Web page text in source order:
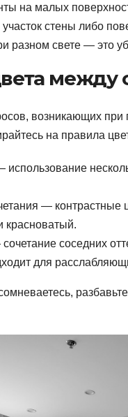
на малых
стены либо
разном свете — это
между
возникающих
на правила
— контрастные
красноватый.
соседних
для